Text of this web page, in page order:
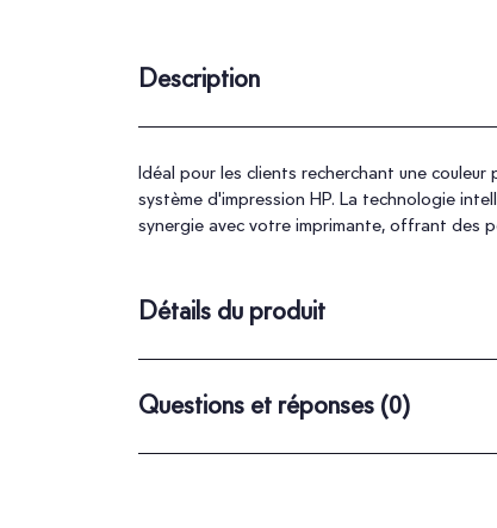
Description
Idéal pour les clients recherchant une
système d'impression HP. La technologie
synergie avec votre imprimante, offrant des
Détails du produit
Questions et réponses (0)